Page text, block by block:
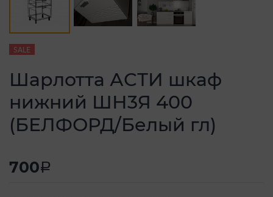
SALE
Шарлотта АСТИ шкаф
нижний ШН3Я 400
(БЕЛФОРД/Белый гл)
700a